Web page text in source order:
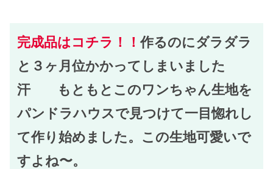
完成品はコチラ！！作るのにダラダラ
と３ヶ月位かかってしまいました
汗 もともとこのワンちゃん生地を
パンドラハウスで見つけて一目惚れし
て作り始めました。この生地可愛いで
すよね〜。